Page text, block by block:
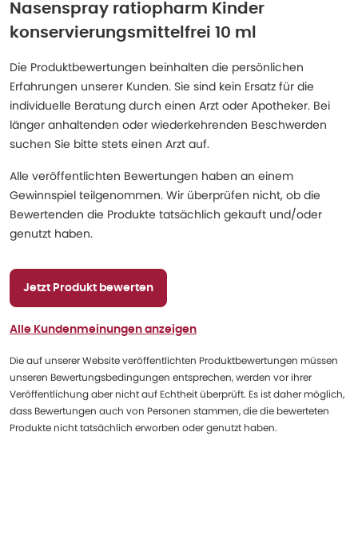
Nasenspray ratiopharm Kinder
konservierungsmittelfrei 10 ml
Die Produktbewertungen beinhalten die persönlichen
Erfahrungen unserer Kunden. Sie sind kein Ersatz für die
individuelle Beratung durch einen Arzt oder Apotheker. Bei
länger anhaltenden oder wiederkehrenden Beschwerden
suchen Sie bitte stets einen Arzt auf.
Alle veröffentlichten Bewertungen haben an einem
Gewinnspiel teilgenommen. Wir überprüfen nicht, ob die
Bewertenden die Produkte tatsächlich gekauft und/oder
genutzt haben.
Jetzt Produkt bewerten
Alle Kundenmeinungen anzeigen
Die auf unserer Website veröffentlichten Produktbewertungen müssen
unseren Bewertungsbedingungen entsprechen, werden vor ihrer
Veröffentlichung aber nicht auf Echtheit überprüft. Es ist daher möglich,
dass Bewertungen auch von Personen stammen, die die bewerteten
Produkte nicht tatsächlich erworben oder genutzt haben.